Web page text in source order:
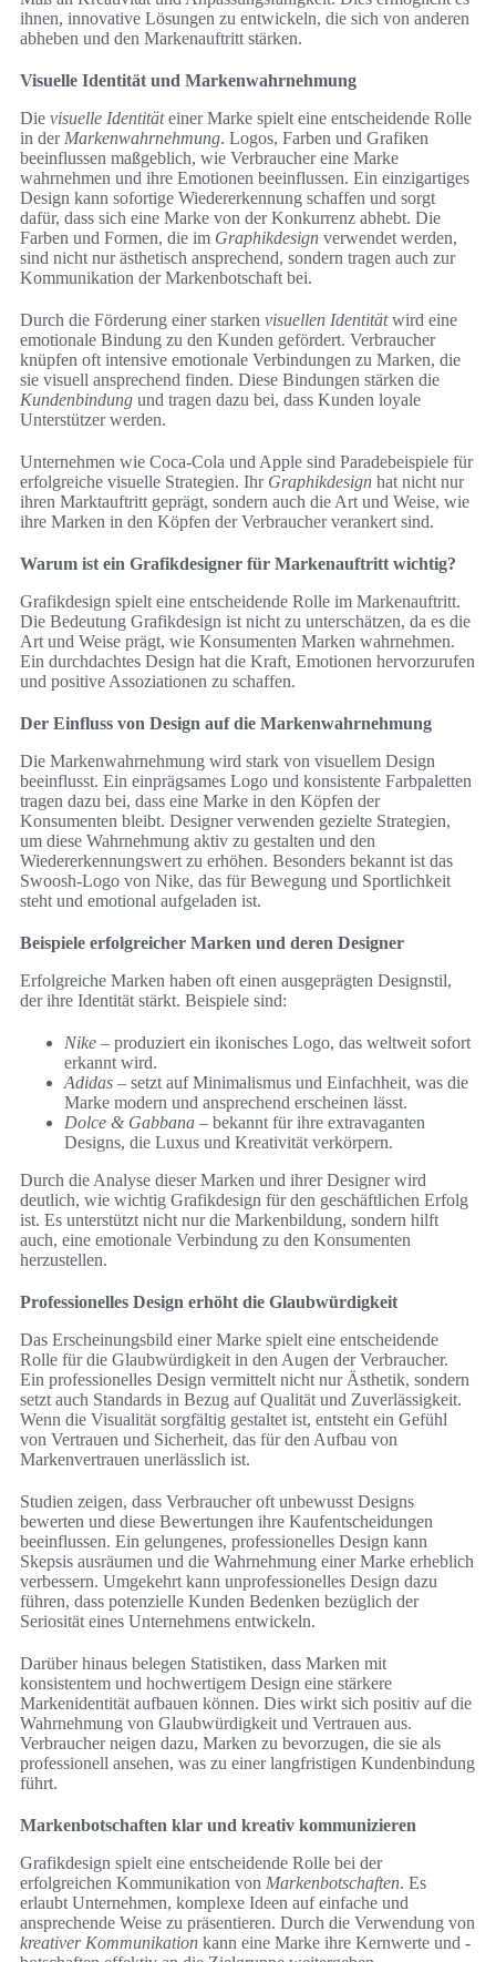
ihnen, innovative Lösungen zu entwickeln, die sich von anderen
abheben und den Markenauftritt stärken.
Visuelle Identität und Markenwahrnehmung
Die visuelle Identitäteiner Marke spielt eine entscheidende Rolle
in der Markenwahrnehmung. Logos, Farben und Grafiken
beeinflussen maßgeblich, wie Verbraucher eine Marke
wahrnehmen und ihre Emotionen beeinflussen. Ein einzigartiges
Design kann sofortige Wiedererkennung schaffen und sorgt
dafür, dass sich eine Marke von der Konkurrenz abhebt. Die
Farben und Formen, die im Graphikdesign verwendet werden,
sind nicht nur ästhetisch ansprechend, sondern tragen auch zur
Kommunikation der Markenbotschaft bei.
Durch die Förderung einer starken visuellen Identitätwird eine
emotionale Bindung zu den Kunden gefördert. Verbraucher
knüpfen oft intensive emotionale Verbindungen zu Marken, die
sie visuell ansprechend finden. Diese Bindungen stärken die
Kundenbindung und tragen dazu bei, dass Kunden loyale
Unterstützer werden.
Unternehmen wie Coca-Cola und Apple sind Paradebeispiele für
erfolgreiche visuelle Strategien. Ihr Graphikdesign hat nicht nur
ihren Marktauftritt geprägt, sondern auch die Art und Weise, wie
ihre Marken in den Köpfen der Verbraucher verankert sind.
Warum ist ein Grafikdesigner für Markenauftritt wichtig?
Grafikdesign spielt eine entscheidende Rolle im Markenauftritt.
Die Bedeutung Grafikdesign ist nicht zu unterschätzen, da es die
Art und Weise prägt, wie Konsumenten Marken wahrnehmen.
Ein durchdachtes Design hat die Kraft, Emotionen hervorzurufen
und positive Assoziationen zu schaffen.
Der Einfluss von Design auf die Markenwahrnehmung
Die Markenwahrnehmung wird stark von visuellem Design
beeinflusst. Ein einprägsames Logo und konsistente Farbpaletten
tragen dazu bei, dass eine Marke in den Köpfen der
Konsumenten bleibt. Designer verwenden gezielte Strategien,
um diese Wahrnehmung aktiv zu gestalten und den
Wiedererkennungswert zu erhöhen. Besonders bekannt ist das
Swoosh-Logo von Nike, das für Bewegung und Sportlichkeit
steht und emotional aufgeladen ist.
Beispiele erfolgreicher Marken und deren Designer
Erfolgreiche Marken haben oft einen ausgeprägten Designstil,
der ihre Identität stärkt. Beispiele sind:
Nike – produziert ein ikonisches Logo, das weltweit sofort
erkannt wird.
Adidas – setzt auf Minimalismus und Einfachheit, was die
Marke modern und ansprechend erscheinen lässt.
Dolce & Gabbana – bekannt für ihre extravaganten
Designs, die Luxus und Kreativität verkörpern.
Durch die Analyse dieser Marken und ihrer Designer wird
deutlich, wie wichtig Grafikdesign für den geschäftlichen Erfolg
ist. Es unterstützt nicht nur die Markenbildung, sondern hilft
auch, eine emotionale Verbindung zu den Konsumenten
herzustellen.
Professionelles Design erhöht die Glaubwürdigkeit
Das Erscheinungsbild einer Marke spielt eine entscheidende
Rolle für die Glaubwürdigkeit in den Augen der Verbraucher.
Ein professionelles Design vermittelt nicht nur Ästhetik, sondern
setzt auch Standards in Bezug auf Qualität und Zuverlässigkeit.
Wenn die Visualität sorgfältig gestaltet ist, entsteht ein Gefühl
von Vertrauen und Sicherheit, das für den Aufbau von
Markenvertrauen unerlässlich ist.
Studien zeigen, dass Verbraucher oft unbewusst Designs
bewerten und diese Bewertungen ihre Kaufentscheidungen
beeinflussen. Ein gelungenes, professionelles Design kann
Skepsis ausräumen und die Wahrnehmung einer Marke erheblich
verbessern. Umgekehrt kann unprofessionelles Design dazu
führen, dass potenzielle Kunden Bedenken bezüglich der
Seriosität eines Unternehmens entwickeln.
Darüber hinaus belegen Statistiken, dass Marken mit
konsistentem und hochwertigem Design eine stärkere
Markenidentität aufbauen können. Dies wirkt sich positiv auf die
Wahrnehmung von Glaubwürdigkeit und Vertrauen aus.
Verbraucher neigen dazu, Marken zu bevorzugen, die sie als
professionell ansehen, was zu einer langfristigen Kundenbindung
führt.
Markenbotschaften klar und kreativ kommunizieren
Grafikdesign spielt eine entscheidende Rolle bei der
erfolgreichen Kommunikation von Markenbotschaften. Es
erlaubt Unternehmen, komplexe Ideen auf einfache und
ansprechende Weise zu präsentieren. Durch die Verwendung von
kreativer Kommunikation kann eine Marke ihre Kernwerte und -